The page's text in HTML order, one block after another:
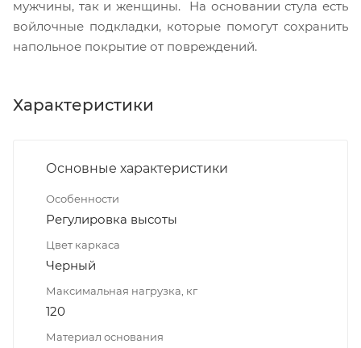
мужчины, так и женщины. На основании стула есть
войлочные подкладки, которые помогут сохранить
напольное покрытие от повреждений.
Характеристики
Основные характеристики
Особенности
Регулировка высоты
Цвет каркаса
Черный
Максимальная нагрузка, кг
120
Материал основания